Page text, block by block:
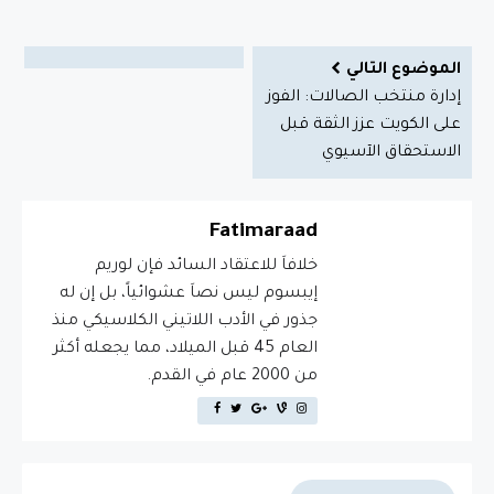
الموضوع التالي
إدارة منتخب الصالات: الفوز
على الكويت عزز الثقة قبل
الاستحقاق الآسيوي
Fatimaraad
خلافاَ للاعتقاد السائد فإن لوريم
إيبسوم ليس نصاَ عشوائياً، بل إن له
جذور في الأدب اللاتيني الكلاسيكي منذ
العام 45 قبل الميلاد، مما يجعله أكثر
من 2000 عام في القدم.